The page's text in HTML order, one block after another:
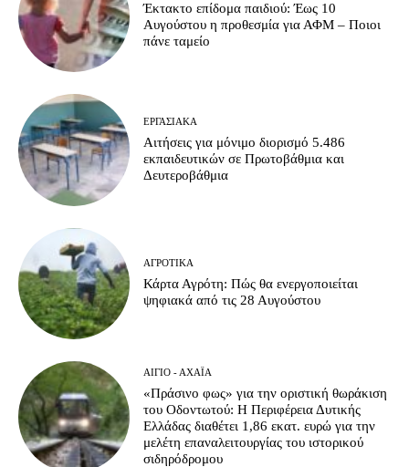
Έκτακτο επίδομα παιδιού: Έως 10
Αυγούστου η προθεσμία για ΑΦΜ – Ποιοι
πάνε ταμείο
ΕΡΓΑΣΙΑΚΆ
Αιτήσεις για μόνιμο διορισμό 5.486
εκπαιδευτικών σε Πρωτοβάθμια και
Δευτεροβάθμια
ΑΓΡΟΤΙΚΆ
Κάρτα Αγρότη: Πώς θα ενεργοποιείται
ψηφιακά από τις 28 Αυγούστου
ΑΊΓΙΟ - ΑΧΑΪ́Α
«Πράσινο φως» για την οριστική θωράκιση
του Οδοντωτού: Η Περιφέρεια Δυτικής
Ελλάδας διαθέτει 1,86 εκατ. ευρώ για την
μελέτη επαναλειτουργίας του ιστορικού
σιδηρόδρομου